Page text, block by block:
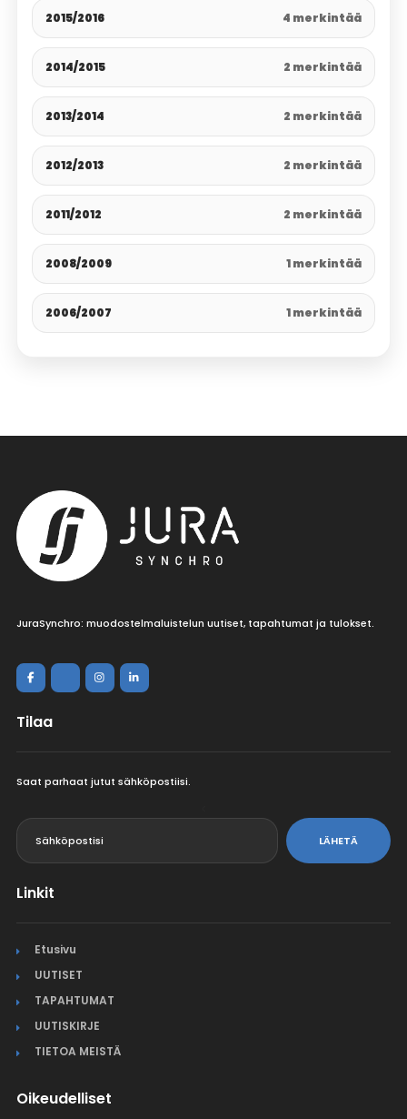
2015/2016 4 merkintää
2014/2015 2 merkintää
2013/2014 2 merkintää
2012/2013 2 merkintää
2011/2012 2 merkintää
2008/2009 1 merkintää
2006/2007 1 merkintää
JuraSynchro: muodostelmaluistelun uutiset, tapahtumat ja tulokset.
Tilaa
Saat parhaat jutut sähköpostiisi.
LÄHETÄ
Linkit
Etusivu
UUTISET
TAPAHTUMAT
UUTISKIRJE
TIETOA MEISTÄ
Oikeudelliset